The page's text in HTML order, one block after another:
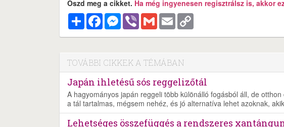
Oszd meg a cikket. Ha még ingyenesen regisztrálsz is, akkor
MegosztásFacebookMessenger
Viber Gmail Email
TOVÁBBI CIKKEK A TÉMÁBAN
Japán ihletésű sós reggelizőtál
A hagyományos japán reggeli több különálló fogásból áll, de
a tál tartalmas, mégsem nehéz, és jó alternatíva lehet azoknak,
Lehetséges összefüggés a rendszeres